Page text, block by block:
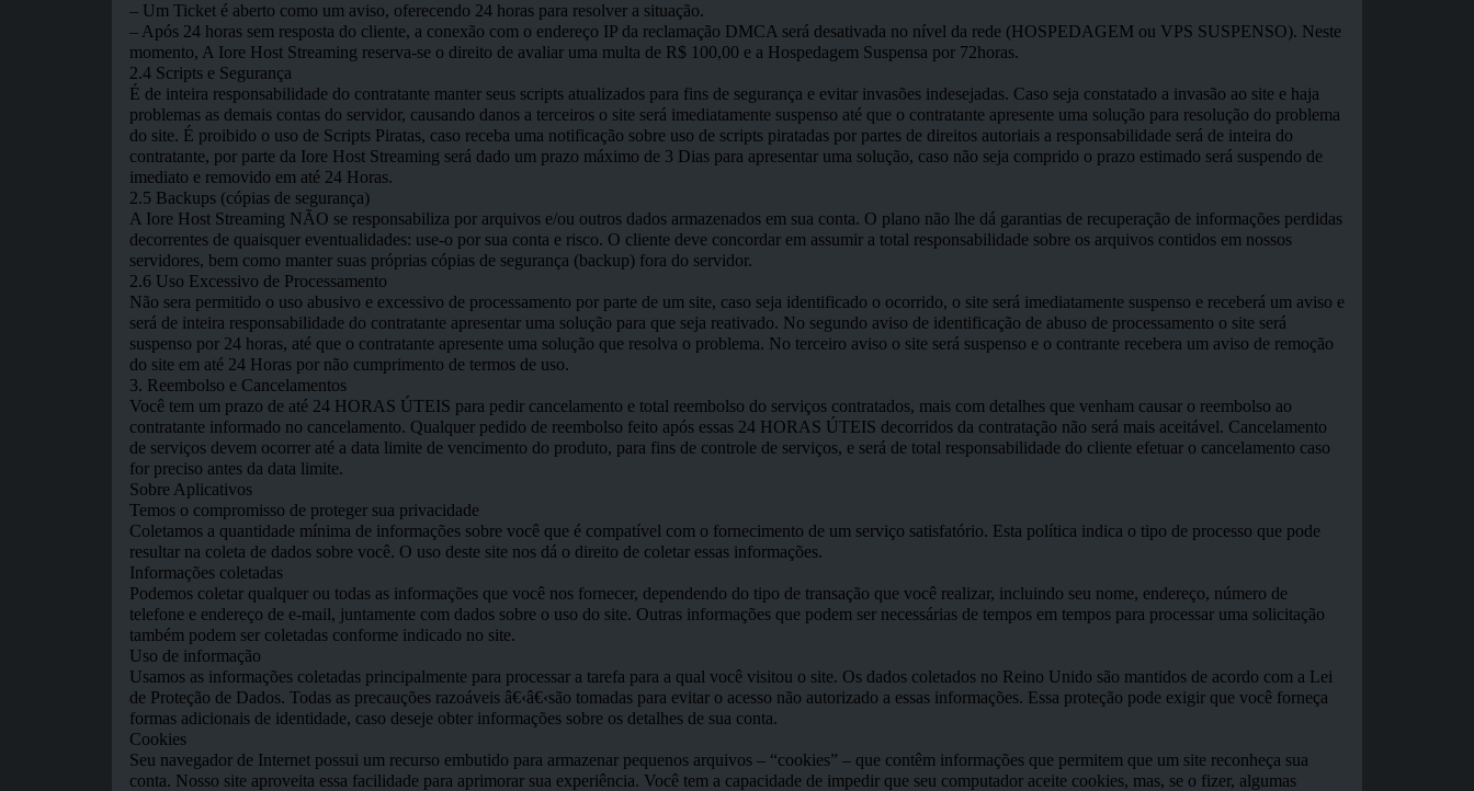
– Um Ticket é aberto como um aviso, oferecendo 24 horas para resolver a situação.
– Após 24 horas sem resposta do cliente, a conexão com o endereço IP da reclamação DMCA será desativada no nível da rede (HOSPEDAGEM ou VPS SUSPENSO). Neste
momento, A Iore Host Streaming reserva-se o direito de avaliar uma multa de R$ 100,00 e a Hospedagem Suspensa por 72horas.
2.4 Scripts e Segurança
É de inteira responsabilidade do contratante manter seus scripts atualizados para fins de segurança e evitar invasões indesejadas. Caso seja constatado a invasão ao site e haja
problemas as demais contas do servidor, causando danos a terceiros o site será imediatamente suspenso até que o contratante apresente uma solução para resolução do problema
do site. É proibido o uso de Scripts Piratas, caso receba uma notificação sobre uso de scripts piratadas por partes de direitos autoriais a responsabilidade será de inteira do
contratante, por parte da Iore Host Streaming será dado um prazo máximo de 3 Dias para apresentar uma solução, caso não seja comprido o prazo estimado será suspendo de
imediato e removido em até 24 Horas.
2.5 Backups (cópias de segurança)
A Iore Host Streaming NÃO se responsabiliza por arquivos e/ou outros dados armazenados em sua conta. O plano não lhe dá garantias de recuperação de informações perdidas
decorrentes de quaisquer eventualidades: use-o por sua conta e risco. O cliente deve concordar em assumir a total responsabilidade sobre os arquivos contidos em nossos
servidores, bem como manter suas próprias cópias de segurança (backup) fora do servidor.
2.6 Uso Excessivo de Processamento
Não sera permitido o uso abusivo e excessivo de processamento por parte de um site, caso seja identificado o ocorrido, o site será imediatamente suspenso e receberá um aviso e
será de inteira responsabilidade do contratante apresentar uma solução para que seja reativado. No segundo aviso de identificação de abuso de processamento o site será
suspenso por 24 horas, até que o contratante apresente uma solução que resolva o problema. No terceiro aviso o site será suspenso e o contrante recebera um aviso de remoção
do site em até 24 Horas por não cumprimento de termos de uso.
3. Reembolso e Cancelamentos
Você tem um prazo de até 24 HORAS ÚTEIS para pedir cancelamento e total reembolso do serviços contratados, mais com detalhes que venham causar o reembolso ao
contratante informado no cancelamento. Qualquer pedido de reembolso feito após essas 24 HORAS ÚTEIS decorridos da contratação não será mais aceitável. Cancelamento
de serviços devem ocorrer até a data limite de vencimento do produto, para fins de controle de serviços, e será de total responsabilidade do cliente efetuar o cancelamento caso
for preciso antes da data limite.
Sobre Aplicativos
Temos o compromisso de proteger sua privacidade
Coletamos a quantidade mínima de informações sobre você que é compatível com o fornecimento de um serviço satisfatório. Esta política indica o tipo de processo que pode
resultar na coleta de dados sobre você. O uso deste site nos dá o direito de coletar essas informações.
Informações coletadas
Podemos coletar qualquer ou todas as informações que você nos fornecer, dependendo do tipo de transação que você realizar, incluindo seu nome, endereço, número de
telefone e endereço de e-mail, juntamente com dados sobre o uso do site. Outras informações que podem ser necessárias de tempos em tempos para processar uma solicitação
também podem ser coletadas conforme indicado no site.
Uso de informação
Usamos as informações coletadas principalmente para processar a tarefa para a qual você visitou o site. Os dados coletados no Reino Unido são mantidos de acordo com a Lei
de Proteção de Dados. Todas as precauções razoáveis â€‹â€‹são tomadas para evitar o acesso não autorizado a essas informações. Essa proteção pode exigir que você forneça
formas adicionais de identidade, caso deseje obter informações sobre os detalhes de sua conta.
Cookies
Seu navegador de Internet possui um recurso embutido para armazenar pequenos arquivos – “cookies” – que contêm informações que permitem que um site reconheça sua
conta. Nosso site aproveita essa facilidade para aprimorar sua experiência. Você tem a capacidade de impedir que seu computador aceite cookies, mas, se o fizer, algumas